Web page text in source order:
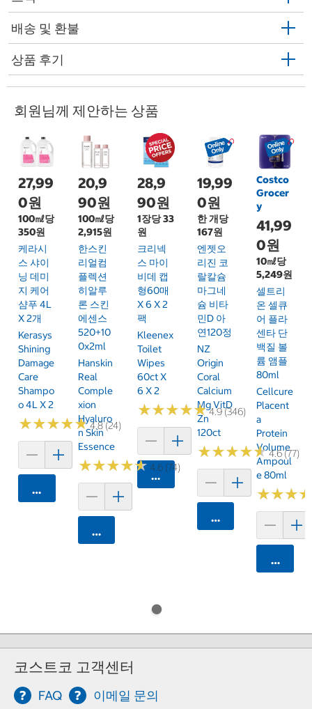
배송 및 환불
상품 후기
회원님께 제안하는 상품
27,99
0원
100㎖당
350원
케라시
스 샤이
닝 데미
지 케어
샴푸 4L
X 2개
Kerasys
Shining
Damage
Care
Shampo
O 4L X 2
★★★★★
★★★★★4.8 (24)
카트에 담기
20,9
90원
100㎖당
2,915원
한스킨
리얼컴
플렉션
히알루
론 스킨
에센스
520+10
0x2ml
Hanskin
Real
Comple
Xion
Hyaluro
N Skin
Essence
★★★★★
★★★★★4.6 (74)
카트에 담기
28,9
90원
1장당 33
원
크리넥
스 마이
비데 캡
형60매
X 6 X 2
팩
Kleenex
Toilet
Wipes
60ct X
6 X 2
★★★★★
★★★★★4.9 (346)
카트에 담기
19,99
0원
한 개당
167원
엔젯오
리진 코
랄칼슘
마그네
슘 비타
민D 아
연120정
NZ
Origin
Coral
Calcium
Mg VitD
Zn
120ct
★★★★★
★★★★★4.6 (77)
카트에 담기
Costco
Grocer
y
41,99
0원
10㎖당
5,249원
셀트리
온 셀큐
어 플라
센타 단
백질 볼
륨 앰플
80ml
Cellcure
Placent
A
Protein
Volume
Ampoul
E 80ml
★★★
★★★
카트에
코스트코 고객센터
FAQ 이메일 문의